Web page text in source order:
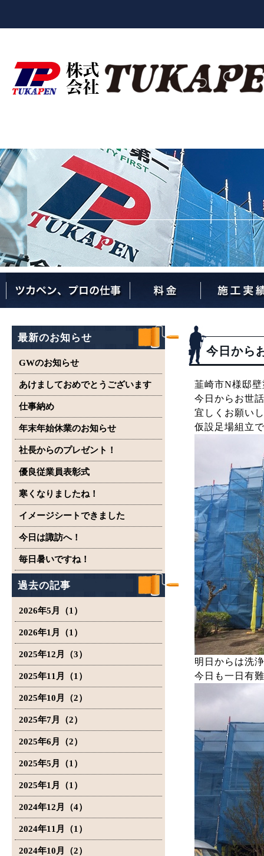
最新のお知らせ
GWのお知らせ
あけましておめでとうございます
仕事納め
年末年始休業のお知らせ
社長からのプレゼント！
優良従業員表彰式
寒くなりましたね！
イメージシートできました
今日は諏訪へ！
毎日暑いですね！
過去の記事
2026年5月（1）
2026年1月（1）
2025年12月（3）
2025年11月（1）
2025年10月（2）
2025年7月（2）
2025年6月（2）
2025年5月（1）
2025年1月（1）
2024年12月（4）
2024年11月（1）
2024年10月（2）
今日から
韮崎市N様邸
今日からお世
宜しくお願い
仮設足場組立
明日からは洗
今日も一日有